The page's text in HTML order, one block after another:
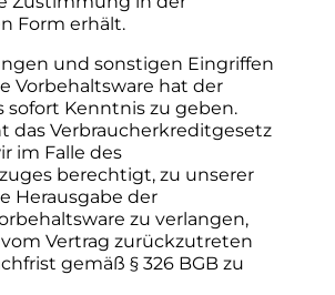
Form erhält.
und sonstigen Eingriffen
Vorbehaltsware hat der
sofort Kenntnis zu geben.
das Verbraucherkreditgesetz
im Falle des
berechtigt, zu unserer
Herausgabe der
zu verlangen,
Vertrag zurückzutreten
gemäß § 326 BGB zu